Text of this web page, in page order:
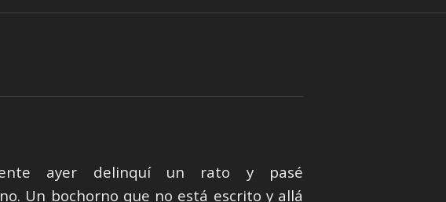
ayer delinquí un rato y pasé
Un bochorno que no está escrito y allá